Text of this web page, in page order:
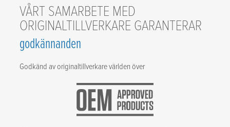
OEM
VÅRT SAMARBETE MED
ORIGINALTILLVERKARE GARANTERAR
godkännanden
Godkänd av originaltillverkare världen över